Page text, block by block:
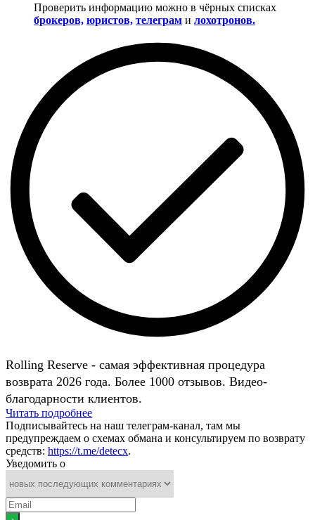
Проверить информацию можно в чёрных списках
брокеров, юристов, телеграм и лохотронов.
Rolling Reserve - самая эффективная процедура
возврата 2026 года. Более 1000 отзывов. Видео-
благодарности клиентов.
Читать подробнее
Подписывайтесь на наш телеграм-канал, там мы
предупреждаем о схемах обмана и консультируем по возврату
средств: https://t.me/detecx.
Уведомить о